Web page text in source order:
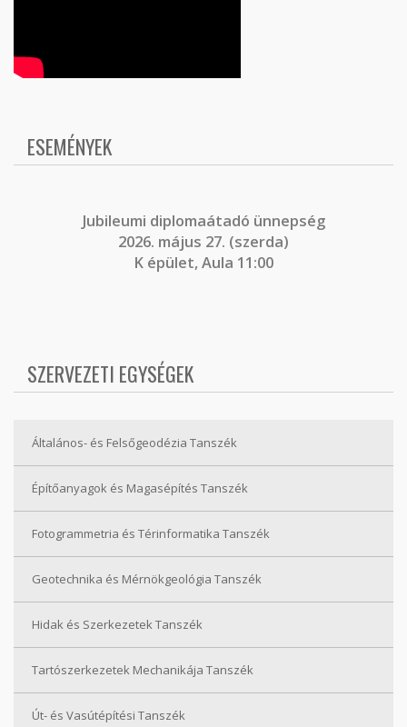
ESEMÉNYEK
Jubileumi diplomaátadó ünnepség
2026. május 27. (szerda)
K épület, Aula 11:00
SZERVEZETI EGYSÉGEK
Általános- és Felsőgeodézia Tanszék
Építőanyagok és Magasépítés Tanszék
Fotogrammetria és Térinformatika Tanszék
Geotechnika és Mérnökgeológia Tanszék
Hidak és Szerkezetek Tanszék
Tartószerkezetek Mechanikája Tanszék
Út- és Vasútépítési Tanszék